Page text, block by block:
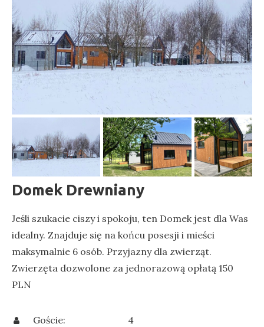
Domek Drewniany
Jeśli szukacie ciszy i spokoju, ten Domek jest dla Was
idealny. Znajduje się na końcu posesji i mieści
maksymalnie 6 osób. Przyjazny dla zwierząt.
Zwierzęta dozwolone za jednorazową opłatą 150
PLN
Goście:
4